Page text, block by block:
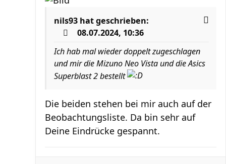
nils93 hat geschrieben:
08.07.2024, 10:36
Ich hab mal wieder doppelt zugeschlagen
und mir die Mizuno Neo Vista und die Asics
Superblast 2 bestellt
Die beiden stehen bei mir auch auf der
Beobachtungsliste. Da bin sehr auf
Deine Eindrücke gespannt.